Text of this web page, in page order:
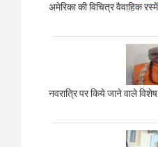
अमेरिका की विचित्र वैवाहिक रस्में
नवरात्रि पर किये जाने वाले